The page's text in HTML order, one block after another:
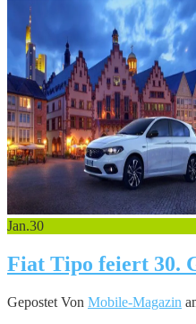
Jan.30
Fiat Tipo feiert 30.
Gepostet Von Mobile-Magazin